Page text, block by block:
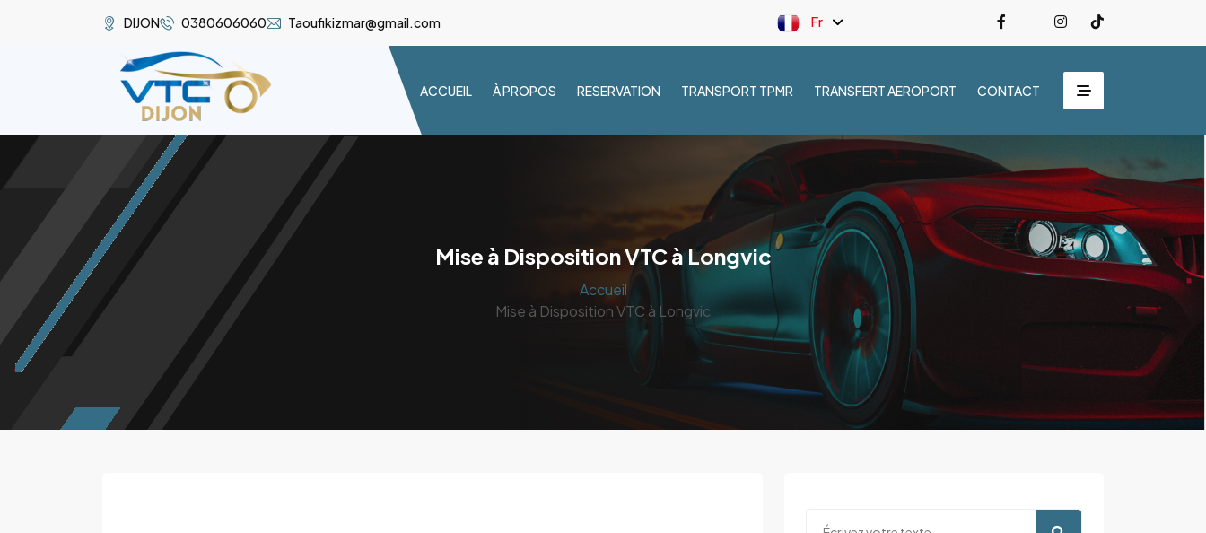
DIJON 0380606060 Taoufikizmar@gmail.com Fr
ACCUEIL À PROPOS RESERVATION TRANSPORT TPMR TRANSFERT AEROPORT CONTACT
Mise à Disposition VTC à Longvic
Accueil
Mise à Disposition VTC à Longvic